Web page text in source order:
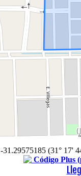
-31.29575185 (31° 17'
Código Plus